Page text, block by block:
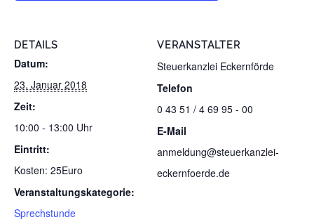
DETAILS
Datum:
23. Januar 2018
Zeit:
10:00 - 13:00 Uhr
Eintritt:
Kosten: 25Euro
Veranstaltungskategorie:
Sprechstunde
VERANSTALTER
Steuerkanzlei Eckernförde
Telefon
0 43 51 / 4 69 95 - 00
E-Mail
anmeldung@steuerkanzlei-
eckernfoerde.de